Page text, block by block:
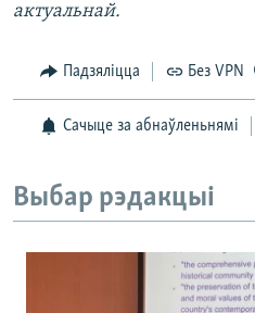
актуальнай.
Падзяліцца Без VPN
Сачыце за абнаўленьнямі
Выбар рэдакцыі